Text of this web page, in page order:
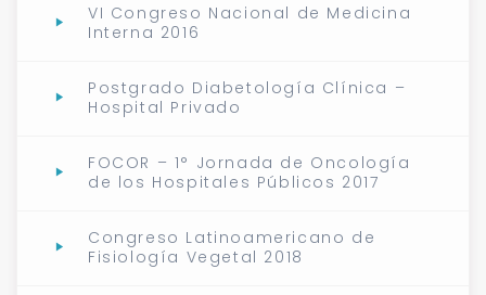
VI Congreso Nacional de Medicina
Interna 2016
Postgrado Diabetología Clínica –
Hospital Privado
FOCOR – 1° Jornada de Oncología
de los Hospitales Públicos 2017
Congreso Latinoamericano de
Fisiología Vegetal 2018